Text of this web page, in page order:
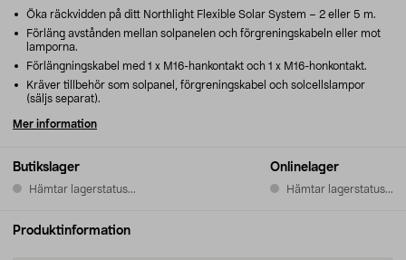
Butikslager
Hämtar lagerstatus...
Onlinelager
Hämtar lagerstatus...
Öka räckvidden på ditt Northlight Flexible Solar System – 2 eller 5 m.
Förläng avstånden mellan solpanelen och förgreningskabeln eller mot
lamporna.
Förlängningskabel med 1 x M16-hankontakt och 1 x M16-honkontakt.
Kräver tillbehör som solpanel, förgreningskabel och solcellslampor
(säljs separat).
Mer information
Produktinformation